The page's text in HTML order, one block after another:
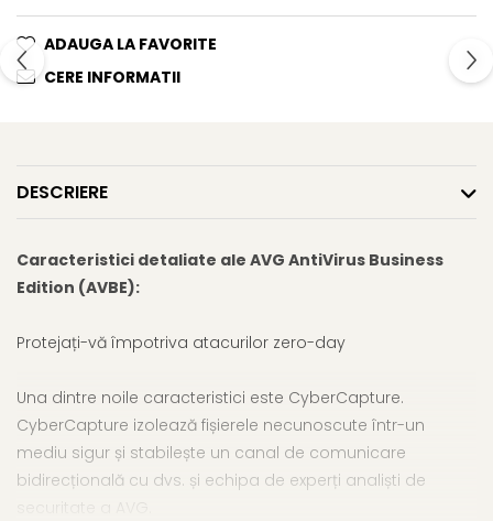
ADAUGA LA FAVORITE
CERE INFORMATII
DESCRIERE
Caracteristici detaliate ale AVG AntiVirus Business
Edition (AVBE):
Protejați-vă împotriva atacurilor zero-day
Una dintre noile caracteristici este CyberCapture.
CyberCapture izolează fișierele necunoscute într-un
mediu sigur și stabilește un canal de comunicare
bidirecțională cu dvs. și echipa de experți analiști de